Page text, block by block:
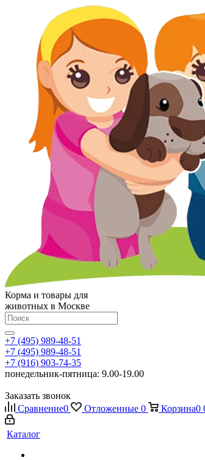
Корма и товары для
животных в Москве
+7 (495) 989-48-51
+7 (495) 989-48-51
+7 (916) 903-74-35
понедельник-пятница: 9.00-19.00
Заказать звонок
Сравнение0 Отложенные 0 Корзина0
Каталог